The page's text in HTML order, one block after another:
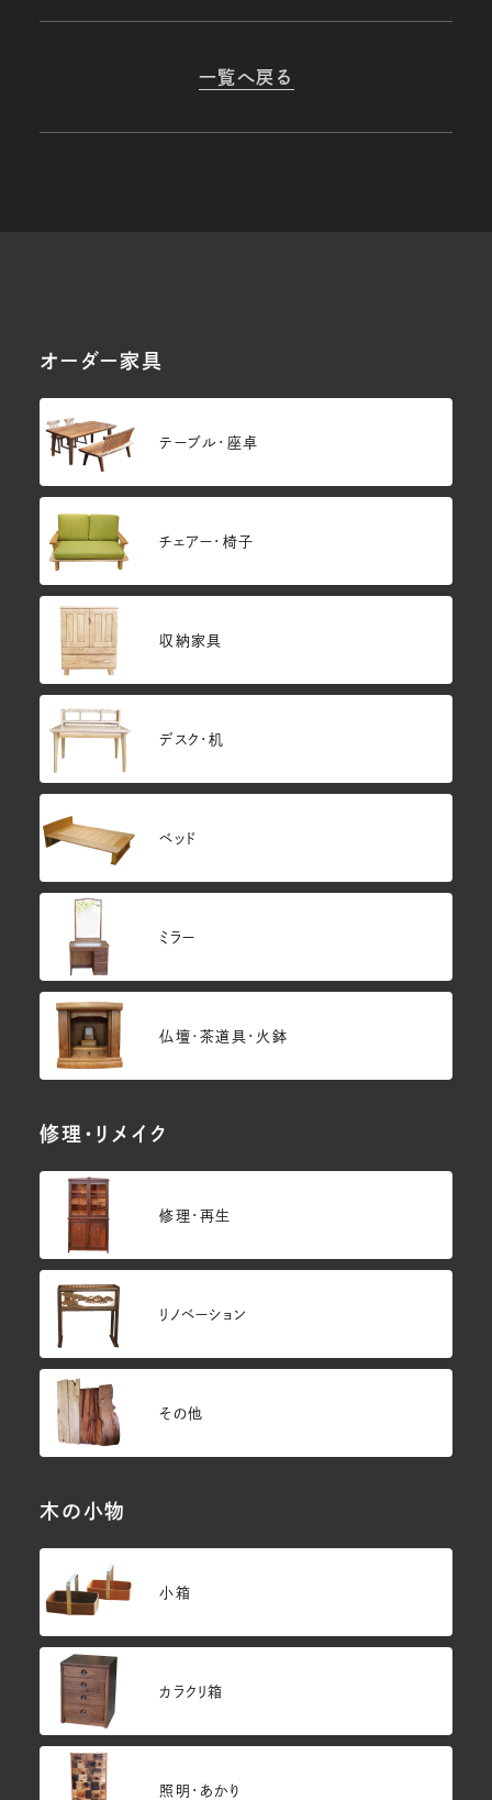
一覧へ戻る
オーダー家具
テーブル・座卓
チェアー・椅子
収納家具
デスク・机
ベッド
ミラー
仏壇･茶道具・火鉢
修理・リメイク
修理・再生
リノベーション
その他
木の小物
小箱
カラクリ箱
照明・あかり